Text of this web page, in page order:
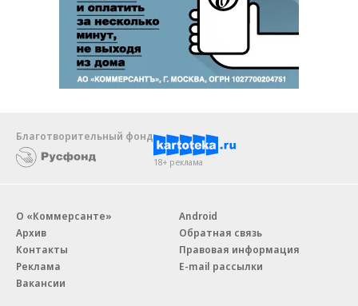
Благотворительный фонд
18+ реклама
О «Коммерсанте»
Архив
Контакты
Реклама
Вакансии
Android
Обратная связь
Правовая информация
E-mail рассылки